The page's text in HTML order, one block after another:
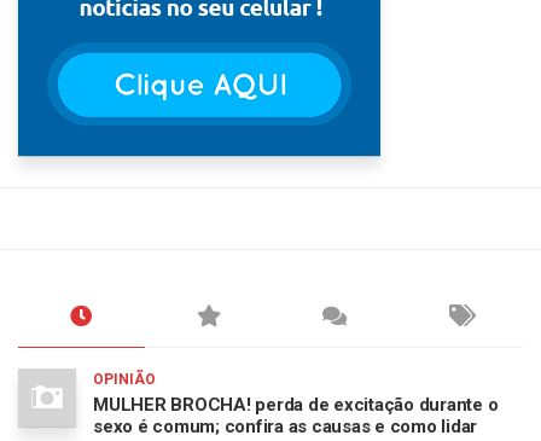
OPINIÃO
MULHER BROCHA! perda de excitação durante o
sexo é comum; confira as causas e como lidar